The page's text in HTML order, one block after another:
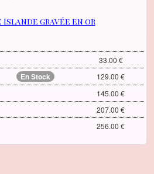
Islande gravée en or
33.00 €
En Stock
129.00 €
145.00 €
207.00 €
256.00 €